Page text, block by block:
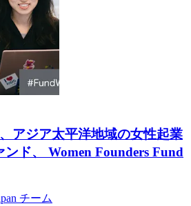
アジア太平洋地域の女性起業
ド、 Women Founders Fund
チーム